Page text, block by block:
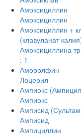
Амоксициллин
Амоксициллин
Амоксициллин +
(клавуланат
Амоксициллина
: 1
Аморолфин
Лоцерил
Ампиокс
Ампиокс
Амписид
Амписид
Ампициллин